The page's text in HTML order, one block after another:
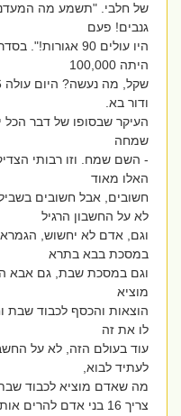
גנבים! פעם
היו עולים 90
היתה 100,000
ודור בא.
העיקר שבסופו של דבר הכל
שמחה
- השם שמח. וזו רבותי
האלו מאוד
חשובים, אבל חשובים
לא על החשבון הרגיל
וגם, אדם לא יחשוש, הגמרא
במסכת בבא בתרא
וגם במסכת שבת, גם אבא
מוציא
הוצאות והכסף לכבוד שבת
לו את זה
עוד בעולם הזה, לא על
לעתיד לבוא,
מה שאדם מוציא לכבוד שבת
צריך 16 בני אדם להרים אותו